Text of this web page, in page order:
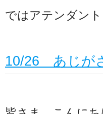
ではアテンダン
10/26 あじが